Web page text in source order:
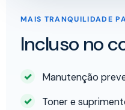
MAIS TRANQUILIDADE
Incluso no
Manutenção
Toner e